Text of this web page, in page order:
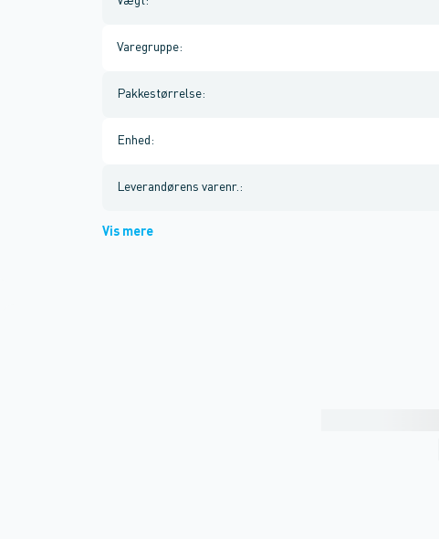
Varegruppe:
Pakkestørrelse:
Enhed :
Leverandørens varenr. :
Vis mere